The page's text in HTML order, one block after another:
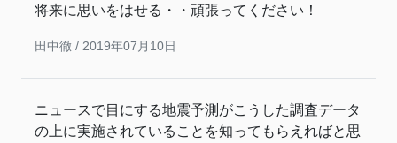
将来に思いをはせる・・頑張ってください！
田中徹 / 2019年07月10日
ニュースで目にする地震予測がこうした調査データ
の上に実施されていることを知ってもらえればと思